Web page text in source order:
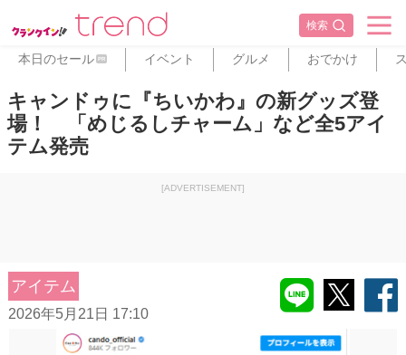
検索
本日のセール PR イベント グルメ おでかけ
キャンドゥに『ちいかわ』の新グッズ登
場！ 「めじるしチャーム」など全5アイ
テム発売
[ADVERTISEMENT]
アイテム
2026年5月21日 17:10